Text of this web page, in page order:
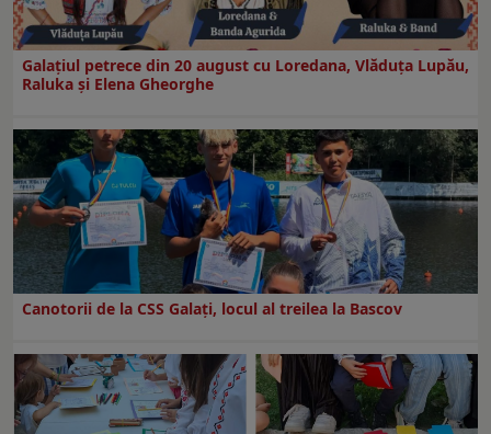
Galaţiul petrece din 20 august cu Loredana, Vlăduța Lupău,
Raluka și Elena Gheorghe
Canotorii de la CSS Galați, locul al treilea la Bascov